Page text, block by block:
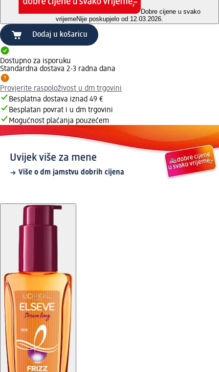
Dobre cijene u svako
vrijemeNije poskupjelo od 12.03.2026.
Dodaj u košaricu
Dostupno za isporuku
Standardna dostava 2-3 radna dana
Provjerite raspoloživost u dm trgovini
Besplatna dostava iznad 49 €
Besplatan povrat i u dm trgovini
Mogućnost plaćanja pouzećem
Uvijek više za mene
Više o dm jamstvu dobrih cijena